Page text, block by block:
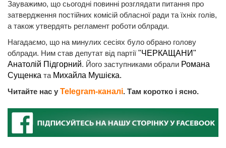
Зауважимо, що сьогодні повинні розглядати питання про
затвердження постійних комісій обласної ради та їхніх голів,
а також утвердять регламент роботи облради.
Нагадаємо, що на минулих сесіях було обрано голову
облради. Ним став депутат від партії "ЧЕРКАЩАНИ"
Анатолій Підгорний. Його заступниками обрали Романа
Сущенка та Михайла Мушієка.
Читайте нас у Telegram-каналі. Там коротко і ясно.